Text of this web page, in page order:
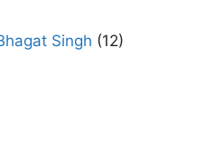
Singh (12)